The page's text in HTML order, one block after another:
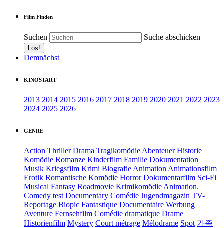
Film Finden
Suchen Suche abschicken
Demnächst
KINOSTART
2013 2014 2015 2016 2017 2018 2019 2020 2021 2022 2023
2024 2025 2026
GENRE
Action Thriller Drama Tragikomödie Abenteuer Historie
Komödie Romanze Kinderfilm Familie Dokumentation
Musik Kriegsfilm Krimi Biografie Animation Animationsfilm
Erotik Romantische Komödie Horror Dokumentarfilm Sci-Fi
Musical Fantasy Roadmovie Krimikomödie Animation.
Comedy test Documentary Comédie Jugendmagazin TV-
Reportage Biopic Fantastique Documentaire Werbung
Aventure Fernsehfilm Comédie dramatique Drame
Historienfilm Mystery Court métrage Mélodrame Spot 가족